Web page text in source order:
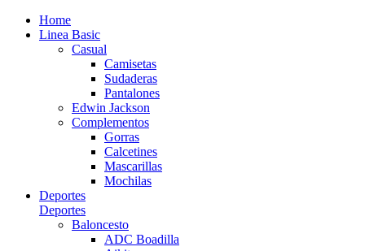
Home
Linea Basic
Casual
Camisetas
Sudaderas
Pantalones
Edwin Jackson
Complementos
Gorras
Calcetines
Mascarillas
Mochilas
Deportes
Deportes
Baloncesto
ADC Boadilla